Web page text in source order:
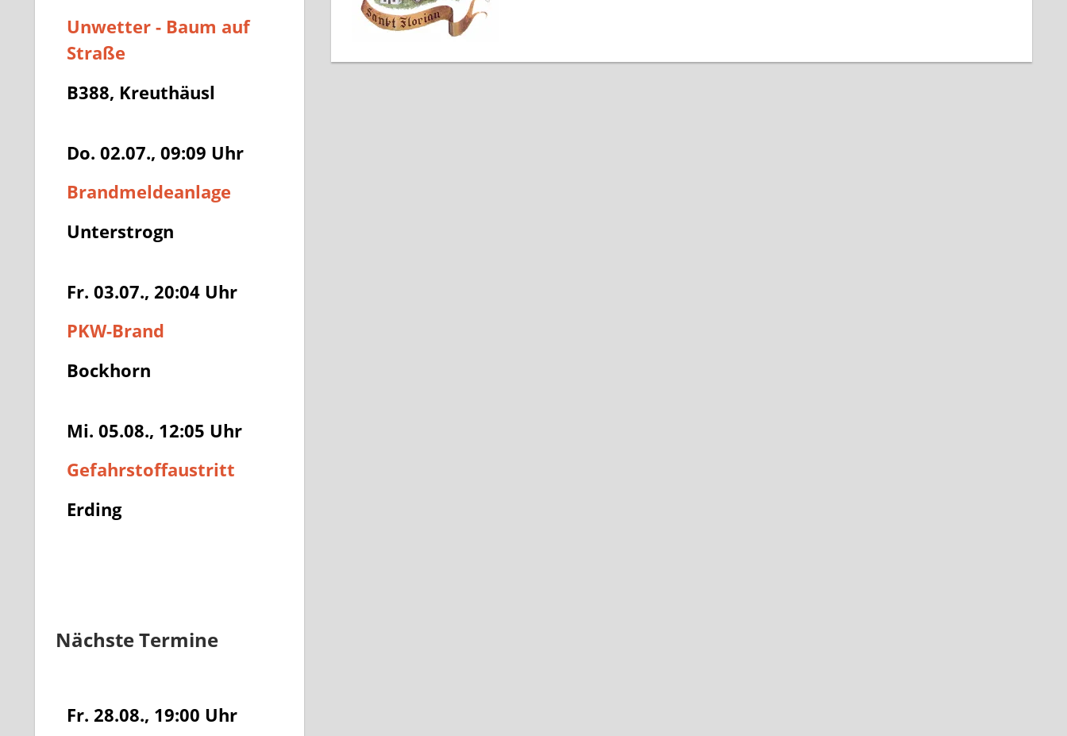
Unwetter - Baum auf
Straße
B388, Kreuthäusl
Do. 02.07., 09:09 Uhr
Brandmeldeanlage
Unterstrogn
Fr. 03.07., 20:04Uhr
PKW-Brand
Bockhorn
Mi. 05.08., 12:05 Uhr
Gefahrstoffaustritt
Erding
Nächste Termine
Fr. 28.08., 19:00 Uhr